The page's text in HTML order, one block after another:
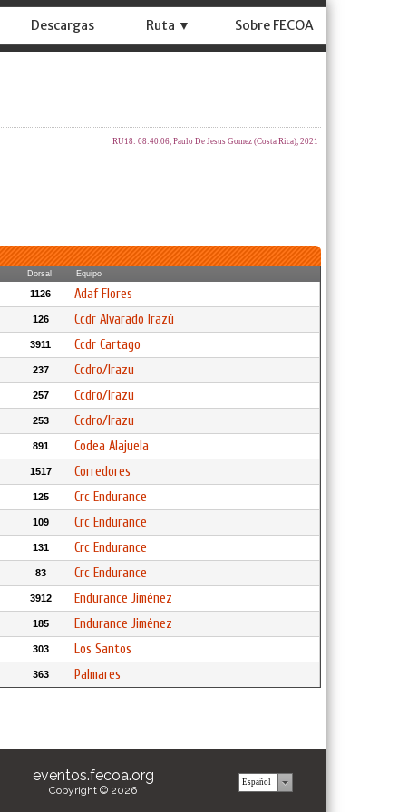
Descargas Ruta ▼ Sobre FECOA
RU18: 08:40.06, Paulo De Jesus Gomez (Costa Rica), 2021
Dorsal Equipo
1126 Adaf Flores
126 Ccdr Alvarado Irazú
3911 Ccdr Cartago
237 Ccdro/Irazu
257 Ccdro/Irazu
253 Ccdro/Irazu
891 Codea Alajuela
1517 Corredores
125 Crc Endurance
109 Crc Endurance
131 Crc Endurance
83 Crc Endurance
3912 Endurance Jiménez
185 Endurance Jiménez
303 Los Santos
363 Palmares
eventos.fecoa.org
Copyright © 2026